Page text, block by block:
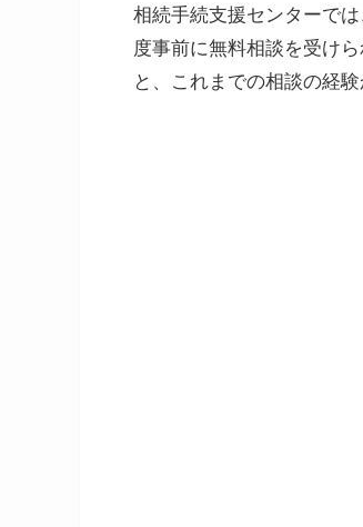
相続手続支援センターで
度事前に無料相談を受け
と、これまでの相談の経